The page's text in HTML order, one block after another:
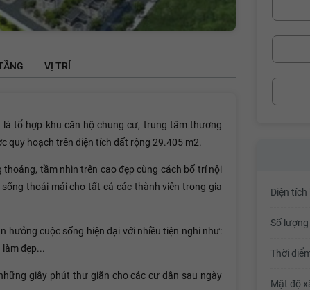
VỊ TRÍ
là tổ hợp khu căn hộ chung cư, trung tâm thương
quy hoạch trên diện tích đất rộng 29.405 m2.
tầm nhìn trên cao đẹp cùng cách bố trí nội
thoải mái cho tất cả các thành viên trong gia
hưởng cuộc sống hiện đại với nhiều tiện nghi như:
làm đẹp...
giây phút thư giãn cho các cư dân sau ngày
Diện
Số
Thời
Mật độ